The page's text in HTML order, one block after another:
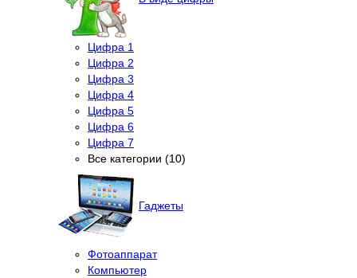
Цифра 1
Цифра 2
Цифра 3
Цифра 4
Цифра 5
Цифра 6
Цифра 7
Все категории (10)
Гаджеты
Фотоаппарат
Компьютер